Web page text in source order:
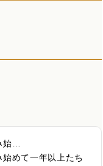
始…
めて一年以上たち